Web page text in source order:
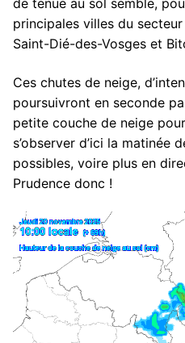
principales villes du
Saint-Dié-des-Vosges et
Ces chutes de neige,
poursuivront en seconde
petite couche de neige
s’observer d’ici la matinée
possibles, voire plus en
Prudence donc !